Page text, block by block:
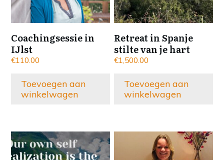
Coachingsessie in
IJlst
€110.00
Toevoegen aan
winkelwagen
Retreat in Spanje
stilte van je hart
€1,500.00
Toevoegen aan
winkelwagen